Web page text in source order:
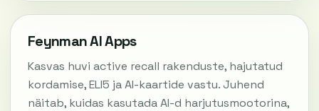
Feynman AI Apps
Kasvas huvi active recall rakenduste, hajutatud
kordamise, ELI5 ja AI-kaartide vastu. Juhend
näitab, kuidas kasutada AI-d harjutusmootorina,